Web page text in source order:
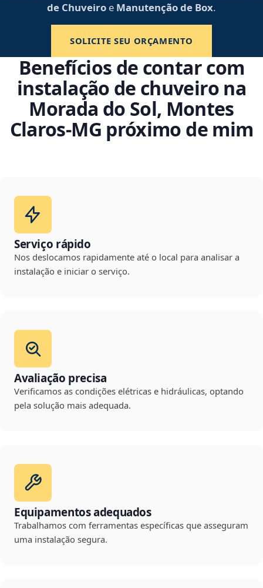
de Chuveiro e Manutenção de Box.
SOLICITE SEU ORÇAMENTO
Benefícios de contar com
instalação de chuveiro na
Morada do Sol, Montes
Claros‑MG próximo de mim
Serviço rápido
Nos deslocamos rapidamente até o local para analisar a
instalação e iniciar o serviço.
Avaliação precisa
Verificamos as condições elétricas e hidráulicas, optando
pela solução mais adequada.
Equipamentos adequados
Trabalhamos com ferramentas específicas que asseguram
uma instalação segura.